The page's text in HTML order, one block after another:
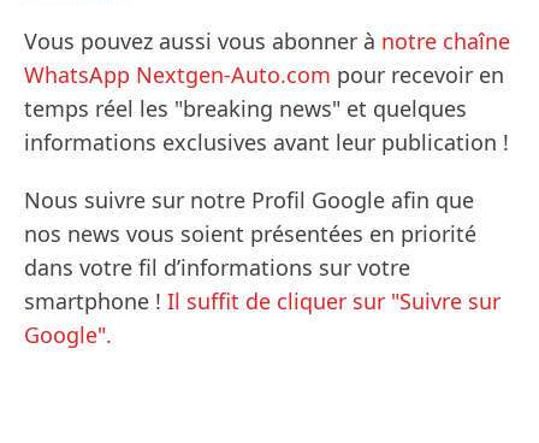
Vous pouvez aussi vous abonner à notre chaîne
WhatsApp Nextgen-Auto.com pour recevoir en
temps réel les "breaking news" et quelques
informations exclusives avant leur publication !
Nous suivre sur notre Profil Google afin que
nos news vous soient présentées en priorité
dans votre fil d’informations sur votre
smartphone ! Il suffit de cliquer sur "Suivre sur
Google".